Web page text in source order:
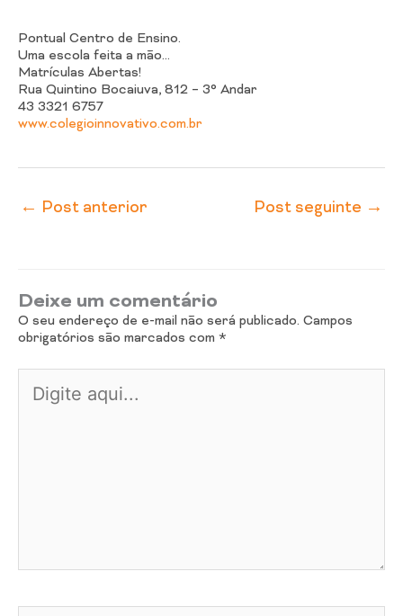
Pontual Centro de Ensino.
Uma escola feita a mão…
Matrículas Abertas!
Rua Quintino Bocaiuva, 812 – 3° Andar
43 3321 6757
www.colegioinnovativo.com.br
← Post anterior Post seguinte →
Deixe um comentário
O seu endereço de e-mail não será publicado. Campos
obrigatórios são marcados com *
aqui...